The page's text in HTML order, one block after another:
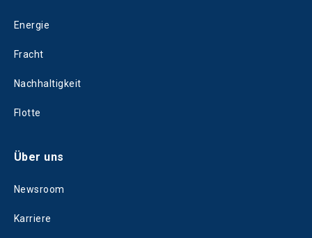
Energie
Fracht
Nachhaltigkeit
Flotte
Über uns
Newsroom
Karriere